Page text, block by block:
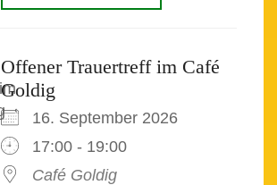
Offener Trauertreff im Café
Goldig
16. September 2026
17:00 - 19:00
Café Goldig